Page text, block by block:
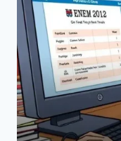
A
SUA
VAGA!